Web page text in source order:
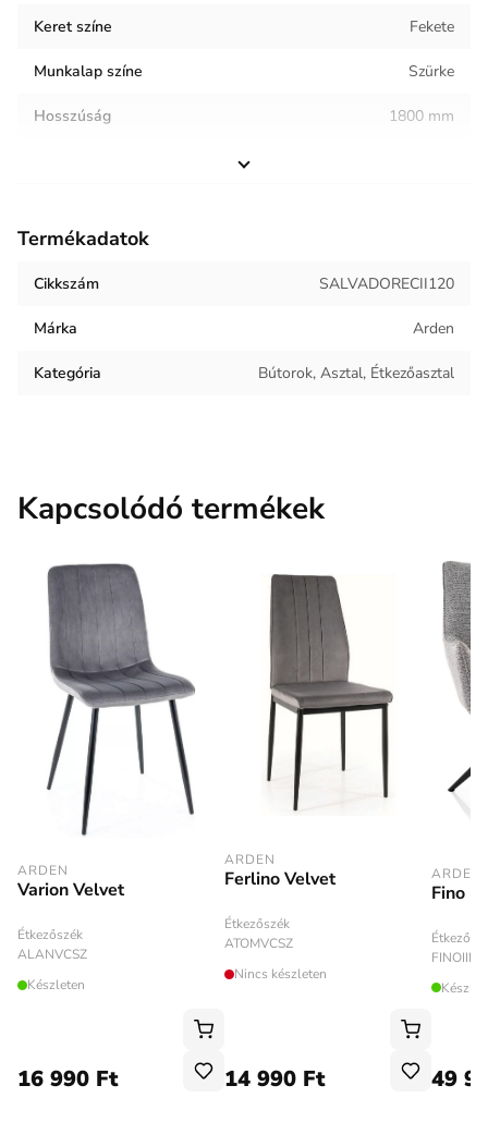
Keret színe Fekete
Munkalap színe Szürke
Hosszúság 1800 mm
Helyiség / terhelés
Termék súlya 76 kg
Termékadatok
Cikkszám SALVADORECII120
Márka Arden
Kategória Bútorok, Asztal, Étkezőasztal
Kapcsolódó termékek
ARDEN
Varion Velvet
Étkezőszék
ALANVCSZ
Készleten
16 990 Ft
ARDEN
Ferlino Velvet
Étkezőszék
ATOMVCSZ
Nincs készleten
14 990 Ft
ARDEN
Fino II
49